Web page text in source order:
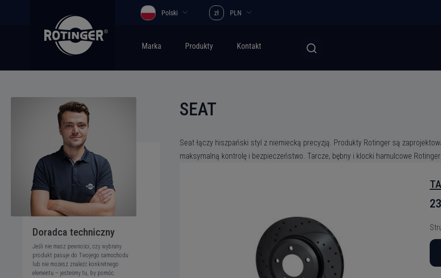
Polski zł PLN
Marka Produkty Kontakt
SEAT
Seat łączy hiszpański styl z niemiecką precyzją. Produkty Rotinger są
maksymalną kontrolę i bezpieczeństwo. Tarcze, bębny i klocki hamulcowe
Doradca techniczny
Jeśli nie masz pewności, czy wybrany
produkt pasuje do Twojego samochodu
lub nie możesz znaleźć konkretnego
elementu – jesteśmy tu, by pomóc.